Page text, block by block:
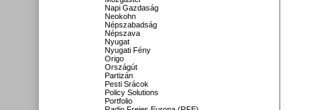
Napi Gazdaság
Neokohn
Népszabadság
Népszava
Nyugat
Nyugati Fény
Origo
Országút
Partizán
Pesti Srácok
Policy Solutions
Portfolio